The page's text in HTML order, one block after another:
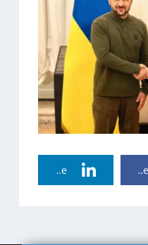
Facebook Share
Linkedin Share